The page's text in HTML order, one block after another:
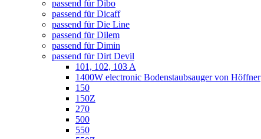
passend für Dibo
passend für Dicaff
passend für Die Line
passend für Dilem
passend für Dimin
passend für Dirt Devil
101, 102, 103 A
1400W electronic Bodenstaubsauger von Höffner
150
150Z
270
500
550